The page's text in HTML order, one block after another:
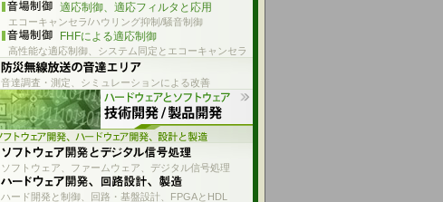
適応制御、適応フィルタと応用
エコーキャンセラ/ハウリング抑制/騒音制御
FHFによる適応制御
高性能な適応制御、システム同定とエコーキャンセラ
音達調査・測定、シミュレーションによる改善
ソフトウェア、ファームウェア、デジタル信号処理
ハード開発と制御、回路・基盤設計、FPGAとHDL